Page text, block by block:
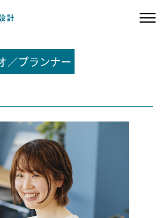
私たちの想い
施工事例
お客様の声
会社案内
／プランナー